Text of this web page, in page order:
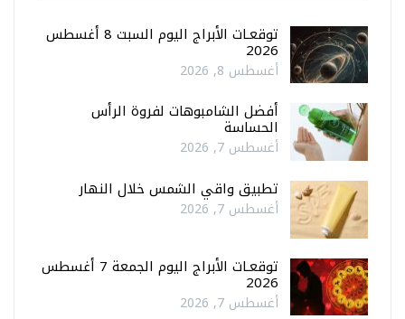
توقعـات الأبراج اليوم السبت 8 أغسطس
2026
أغسطس 8, 2026
أفضل الشامبوهات لفروة الرأس
الحساسة
أغسطس 7, 2026
تطبيق واقي الشمس خلال النهار
أغسطس 7, 2026
توقعـات الأبراج اليوم الجمعة 7 أغسطس
2026
أغسطس 7, 2026